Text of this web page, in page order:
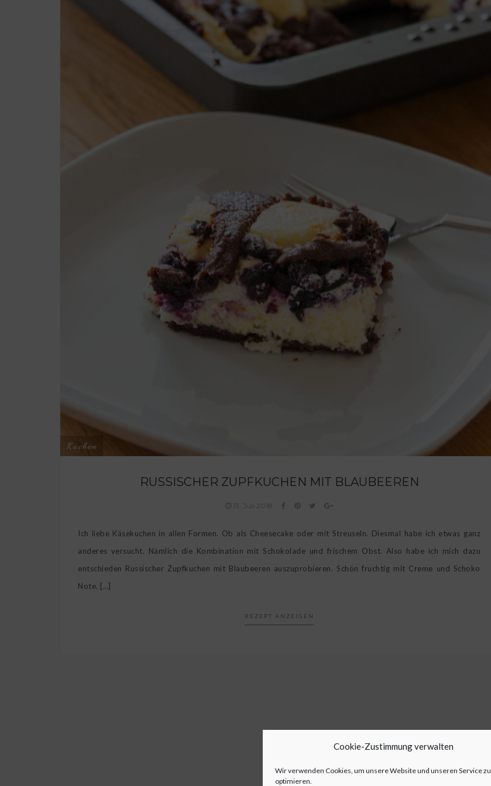
Cookie-Zustimmung verwalten
Wir verwenden Cookies, um unsere Website und unseren Service zu
optimieren.
Kuchen
RUSSISCHER ZUPFKUCHEN MIT BLAUBEEREN
13. Juli 2018
Ich liebe Käsekuchen in allen Formen. Ob als Cheesecake oder mit Streuseln. Diesmal habe ich etwas ganz
anderes versucht. Nämlich die Kombination mit Schokolade und frischem Obst. Also habe ich mich dazu
entschieden Russischer Zupfkuchen mit Blaubeeren auszuprobieren. Schön fruchtig mit Creme und Schoko
Note. […]
REZEPT ANZEIGEN